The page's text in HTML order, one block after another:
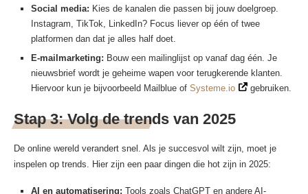
Social media: Kies de kanalen die passen bij jouw doelgroep.
Instagram, TikTok, LinkedIn? Focus liever op één of twee
platformen dan dat je alles half doet.
E-mailmarketing: Bouw een mailinglijst op vanaf dag één. Je
nieuwsbrief wordt je geheime wapen voor terugkerende klanten.
Hiervoor kun je bijvoorbeeld Mailblue of Systeme.io gebruiken.
Stap 3: Volg de trends van 2025
De online wereld verandert snel. Als je succesvol wilt zijn, moet je
inspelen op trends. Hier zijn een paar dingen die hot zijn in 2025:
AI en automatisering: Tools zoals ChatGPT en andere AI-